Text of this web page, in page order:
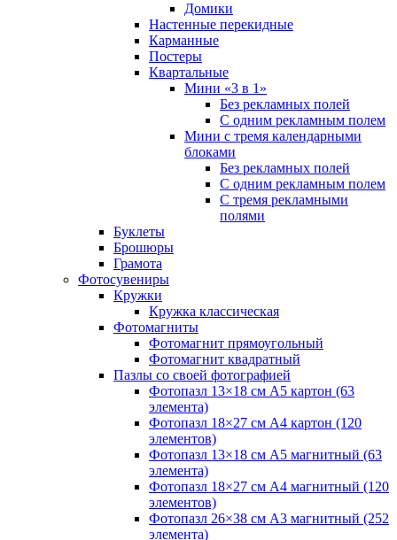
Домики
Настенные перекидные
Карманные
Постеры
Квартальные
Мини «3 в 1»
Без рекламных полей
С одним рекламным полем
Мини с тремя календарными
блоками
Без рекламных полей
С одним рекламным полем
С тремя рекламными
полями
Буклеты
Брошюры
Грамота
Фотосувениры
Кружки
Кружка классическая
Фотомагниты
Фотомагнит прямоугольный
Фотомагнит квадратный
Пазлы со своей фотографией
Фотопазл 13×18 см А5 картон (63
элемента)
Фотопазл 18×27 см А4 картон (120
элементов)
Фотопазл 13×18 см А5 магнитный (63
элемента)
Фотопазл 18×27 см А4 магнитный (120
элементов)
Фотопазл 26×38 см А3 магнитный (252
элемента)